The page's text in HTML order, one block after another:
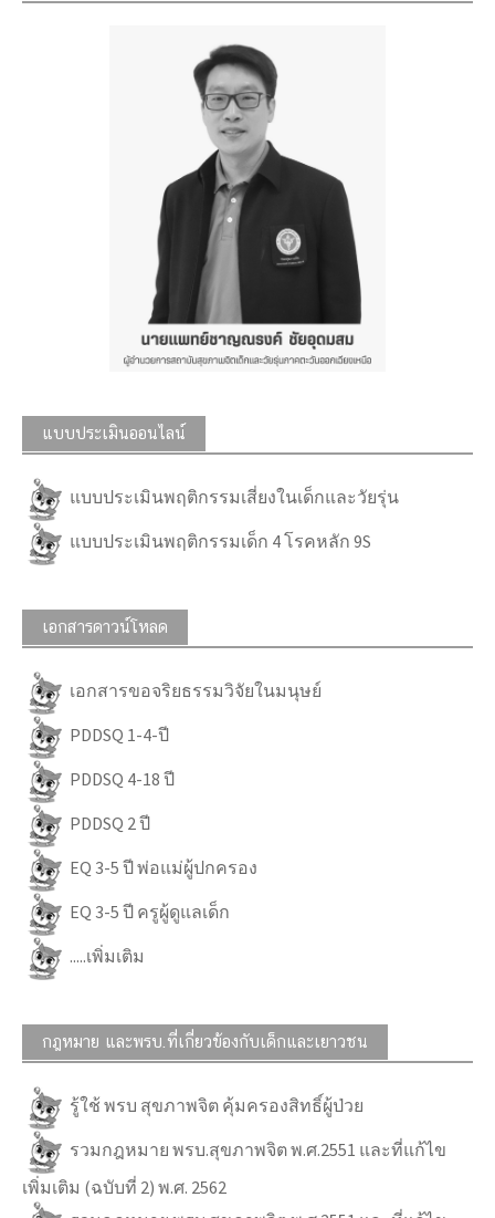
แบบประเมินออนไลน์
แบบประเมินพฤติกรรมเสี่ยงในเด็กและวัยรุ่น
แบบประเมินพฤติกรรมเด็ก 4 โรคหลัก 9S
เอกสารดาวน์โหลด
เอกสารขอจริยธรรมวิจัยในมนุษย์
PDDSQ 1-4-ปี
PDDSQ 4-18 ปี
PDDSQ 2 ปี
EQ 3-5 ปี พ่อแม่ผู้ปกครอง
EQ 3-5 ปี ครูผู้ดูแลเด็ก
.....เพิ่มเติม
กฎหมาย และพรบ.ที่เกี่ยวข้องกับเด็กและเยาวชน
รู้ใช้ พรบ สุขภาพจิต คุ้มครองสิทธิ์ผู้ป่วย
รวมกฎหมาย พรบ.สุขภาพจิต พ.ศ.2551 และที่แก้ไข
เพิ่มเติม (ฉบับที่ 2) พ.ศ. 2562